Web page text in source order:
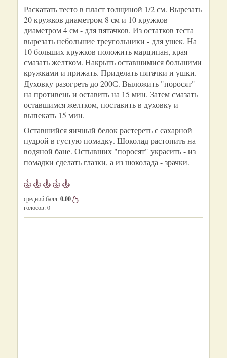
Раскатать тесто в пласт толщиной 1/2 см. Вырезать
20 кружков диаметром 8 см и 10 кружков
диаметром 4 см - для пятачков. Из остатков теста
вырезать небольшие треугольники - для ушек. На
10 больших кружков положить марципан, края
смазать желтком. Накрыть оставшимися большими
кружками и прижать. Приделать пятачки и ушки.
Духовку разогреть до 200С. Выложить "поросят"
на противень и оставить на 15 мин. Затем смазать
оставшимся желтком, поставить в духовку и
выпекать 15 мин.
Оставшийся яичный белок растереть с сахарной
пудрой в густую помадку. Шоколад растопить на
водяной бане. Остывших "поросят" украсить - из
помадки сделать глазки, а из шоколада - зрачки.
средний балл:0.00
голосов:0